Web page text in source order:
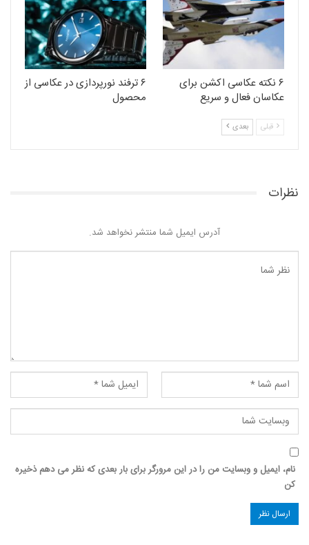
۶ نکته عکاسی اکشن برای
عکاسان فعال و سریع
۶ ترفند نورپردازی در عکاسی از
محصول
قبلی بعدی
نظرات
آدرس ایمیل شما منتشر نخواهد شد.
نام، ایمیل و وبسایت من را در این مرورگر برای بار بعدی که نظر می دهم ذخیره
کن